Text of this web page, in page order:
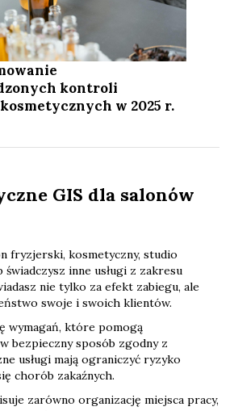
kontroli
w 2025 r.
GIS dla salonów
fryzjerski, kosmetyczny, studio
inne usługi z zakresu
nie tylko za efekt zabiegu, ale
swoje i swoich klientów.
wymagań, które pomogą
bezpieczny sposób zgodny z
usługi mają ograniczyć ryzyko
chorób zakaźnych.
zarówno organizację miejsca pracy,